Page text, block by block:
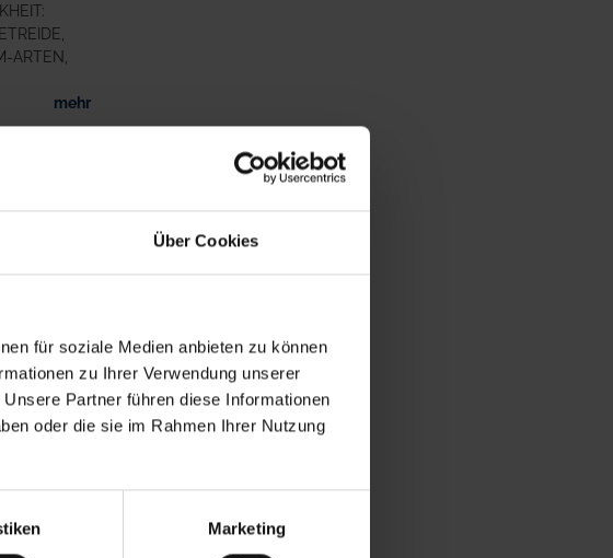
Über Cookies
für soziale Medien anbieten zu können
zu Ihrer Verwendung unserer
Partner führen diese Informationen
oder die sie im Rahmen Ihrer Nutzung
Marketing
ARTEN,
mehr